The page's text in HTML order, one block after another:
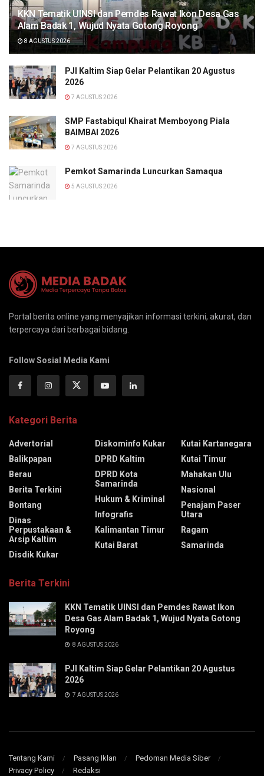
KKN Tematik UINSI dan Pemdes Rawat Ikon Desa Gas
Alam Badak 1, Wujud Nyata Gotong Royong
8 AGUSTUS 2026
PJI Kaltim Siap Gelar Pelantikan 20 Agustus
2026
7 AGUSTUS 2026
SMP Fastabiqul Khairat Memboyong Piala
BAIMBAI 2026
7 AGUSTUS 2026
Pemkot Samarinda Luncurkan Samaqua
5 AGUSTUS 2026
Portal berita online yang menyajikan informasi terkini, akurat, dan
terpercaya dari berbagai bidang.
Follow Sosial Media Kami
Kategori Berita
Advertorial
Balikpapan
Berau
Berita Terkini
Bontang
Dinas
Perpustakaan &
Arsip Kaltim
Disdik Kukar
Diskominfo Kukar
DPRD Kaltim
DPRD Kota
Samarinda
Hukum & Kriminal
Infografis
Kalimantan Timur
Kutai Barat
Kutai Kartanegara
Kutai Timur
Mahakan Ulu
Nasional
Penajam Paser
Utara
Ragam
Samarinda
Berita Terkini
KKN Tematik UINSI dan Pemdes Rawat Ikon
Desa Gas Alam Badak 1, Wujud Nyata Gotong
Royong
8 AGUSTUS 2026
PJI Kaltim Siap Gelar Pelantikan 20 Agustus
2026
7 AGUSTUS 2026
Tentang Kami Pasang Iklan
Pedoman Media Siber
Privacy Policy
Redaksi